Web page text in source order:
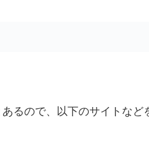
るので、以下のサイトなど